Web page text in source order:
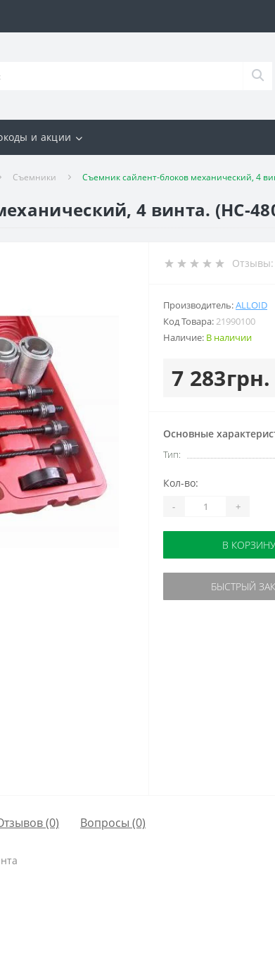
и акции
Съемники Съемник сайлент-блоков механический, 4
4 винта. (НС-
Отзывы:
Производитель:ALLOID
Код Товара:21990100
Наличие: В наличии
7 283грн.
Основные
Тип:
Кол-во:
- +
В КОРЗИНУ
БЫСТРЫЙ
(0) Вопросы (0)